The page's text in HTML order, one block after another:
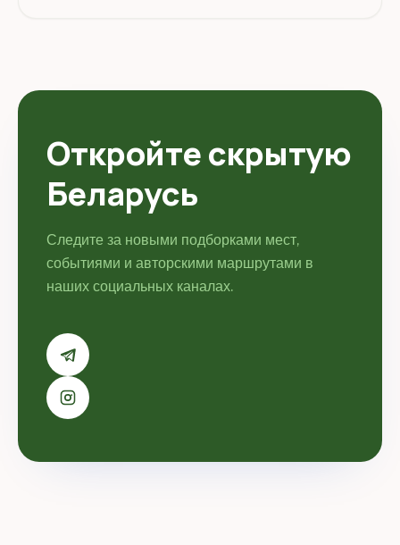
Откройте скрытую
Беларусь
Следите за новыми подборками мест,
событиями и авторскими маршрутами в
наших социальных каналах.